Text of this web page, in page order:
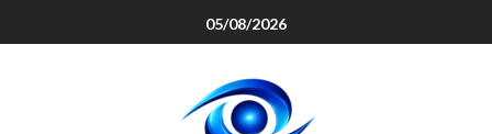
05/08/2026